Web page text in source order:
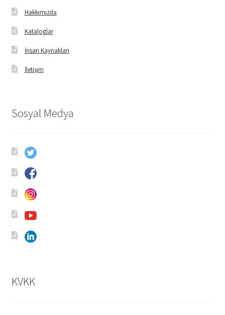
Hakkımızda
Kataloglar
İnsan Kaynakları
İletişim
Sosyal Medya
KVKK